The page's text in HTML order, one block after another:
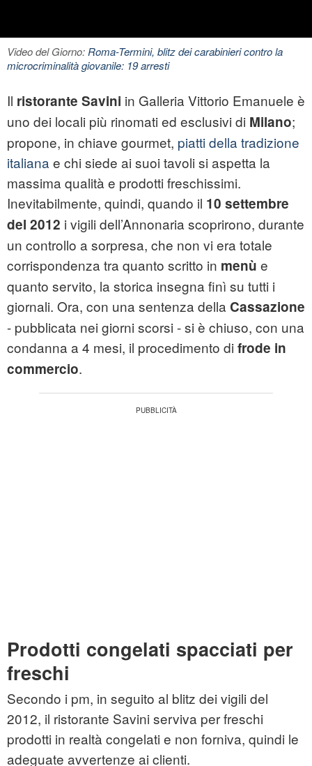
Video del Giorno:Roma-Termini, blitz dei carabinieri contro la
microcriminalità giovanile: 19 arresti
Il ristorante Savini in Galleria Vittorio Emanuele è
uno dei locali più rinomati ed esclusivi di Milano;
propone, in chiave gourmet, piatti della tradizione
italiana e chi siede ai suoi tavoli si aspetta la
massima qualità e prodotti freschissimi.
Inevitabilmente, quindi, quando il 10 settembre
del 2012 i vigili dell’Annonaria scoprirono, durante
un controllo a sorpresa, che non vi era totale
corrispondenza tra quanto scritto in menù e
quanto servito, la storica insegna finì su tutti i
giornali. Ora, con una sentenza della Cassazione
- pubblicata nei giorni scorsi - si è chiuso, con una
condanna a 4 mesi, il procedimento di frode in
commercio.
Prodotti congelati spacciati per
freschi
Secondo i pm, in seguito al blitz dei vigili del
2012, il ristorante Savini serviva per freschi
prodotti in realtà congelati e non forniva, quindi le
adeguate avvertenze ai clienti.